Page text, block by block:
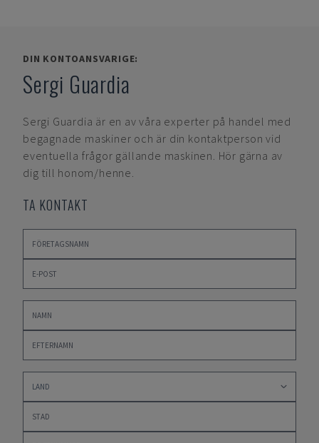
DIN KONTOANSVARIGE:
Sergi Guardia
Sergi Guardia är en av våra experter på handel med
begagnade maskiner och är din kontaktperson vid
eventuella frågor gällande maskinen. Hör gärna av
dig till honom/henne.
TA KONTAKT